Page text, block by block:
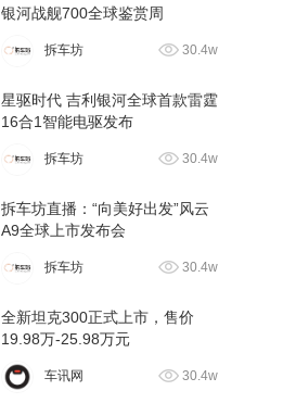
银河战舰700全球鉴赏周
拆车坊 30.4w
星驱时代 吉利银河全球首款雷霆
16合1智能电驱发布
拆车坊 30.4w
拆车坊直播：“向美好出发”风云
A9全球上市发布会
拆车坊 30.4w
全新坦克300正式上市，售价
19.98万-25.98万元
车讯网 30.4w